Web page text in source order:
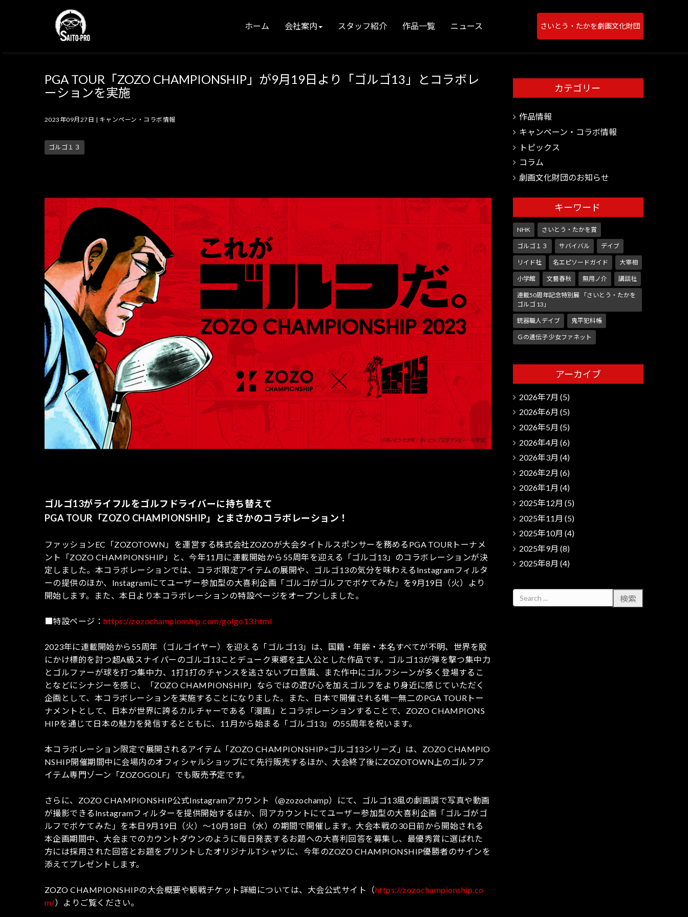
ホーム 会社案内 スタッフ紹介 作品一覧 ニュース さいとう・たかを劇画文化財団
PGA TOUR「ZOZO CHAMPIONSHIP」が9月19日より「ゴルゴ13」とコラボレ
ーションを実施
2023年09月27日 | キャンペーン・コラボ情報
ゴルゴ１３
ゴルゴ13がライフルをゴルフドライバーに持ち替えて
PGA TOUR「ZOZO CHAMPIONSHIP」とまさかのコラボレーション！
ファッションEC「ZOZOTOWN」を運営する株式会社ZOZOが大会タイトルスポンサーを務めるPGA TOURトーナメ
ント「ZOZO CHAMPIONSHIP」と、今年11月に連載開始から55周年を迎える「ゴルゴ13」のコラボレーションが決
定しました。本コラボレーションでは、コラボ限定アイテムの展開や、ゴルゴ13の気分を味わえるInstagramフィルタ
ーの提供のほか、Instagramにてユーザー参加型の大喜利企画「ゴルゴがゴルフでボケてみた」を9月19日（火）より
開始します。また、本日より本コラボレーションの特設ページをオープンしました。
■特設ページ：https://zozochampionship.com/golgo13.html
2023年に連載開始から55周年（ゴルゴイヤー）を迎える「ゴルゴ13」は、国籍・年齢・本名すべてが不明、世界を股
にかけ標的を討つ超A級スナイパーのゴルゴ13ことデューク東郷を主人公とした作品です。ゴルゴ13が弾を撃つ集中力
とゴルファーが球を打つ集中力、1打1打のチャンスを逃さないプロ意識、また作中にゴルフシーンが多く登場するこ
となどにシナジーを感じ、「ZOZO CHAMPIONSHIP」ならではの遊び心を加えゴルフをより身近に感じていただく
企画として、本コラボレーションを実施することになりました。また、日本で開催される唯一無二のPGA TOURトー
ナメントとして、日本が世界に誇るカルチャーである「漫画」とコラボレーションすることで、ZOZO CHAMPIONS
HIPを通じて日本の魅力を発信するとともに、11月から始まる「ゴルゴ13」の55周年を祝います。
本コラボレーション限定で展開されるアイテム「ZOZO CHAMPIONSHIP×ゴルゴ13シリーズ」は、ZOZO CHAMPIO
NSHIP開催期間中に会場内のオフィシャルショップにて先行販売するほか、大会終了後にZOZOTOWN上のゴルフア
イテム専門ゾーン「ZOZOGOLF」でも販売予定です。
さらに、ZOZO CHAMPIONSHIP公式Instagramアカウント（@zozochamp）にて、ゴルゴ13風の劇画調で写真や動画
が撮影できるInstagramフィルターを提供開始するほか、同アカウントにてユーザー参加型の大喜利企画「ゴルゴがゴ
ルフでボケてみた」を本日9月19日（火）～10月18日（水）の期間で開催します。大会本戦の30日前から開始される
本企画期間中、大会までのカウントダウンのように毎日発表するお題への大喜利回答を募集し、最優秀賞に選ばれた
方には採用された回答とお題をプリントしたオリジナルTシャツに、今年のZOZO CHAMPIONSHIP優勝者のサインを
添えてプレゼントします。
ZOZO CHAMPIONSHIPの大会概要や観戦チケット詳細については、大会公式サイト（https://zozochampionship.co
m/）よりご覧ください。
カテゴリー
作品情報
キャンペーン・コラボ情報
トピックス
コラム
劇画文化財団のお知らせ
キーワード
NHK さいとう・たかを賞
ゴルゴ１３ サバイバル デイブ
リイド社 名エピソードガイド 大宰相
小学館 文藝春秋 無用ノ介 講談社
連載50周年記念特別展 「さいとう・たかを
ゴルゴ 13」
銃器職人デイブ 鬼平犯科帳
Ｇの遺伝子 少女ファネット
アーカイブ
2026年7月 (5)
2026年6月 (5)
2026年5月 (5)
2026年4月 (6)
2026年3月 (4)
2026年2月 (6)
2026年1月 (4)
2025年12月 (5)
2025年11月 (5)
2025年10月 (4)
2025年9月 (8)
2025年8月 (4)